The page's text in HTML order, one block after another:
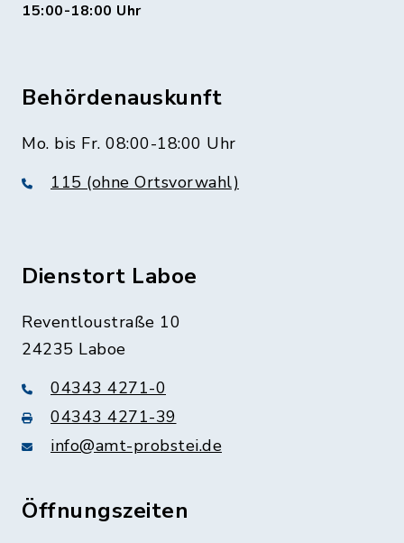
15:00-18:00 Uhr
Behördenauskunft
Mo. bis Fr. 08:00-18:00 Uhr
115 (ohne Ortsvorwahl)
Dienstort Laboe
Reventloustraße 10
24235 Laboe
04343 4271-0
04343 4271-39
info@amt-probstei.de
Öffnungszeiten